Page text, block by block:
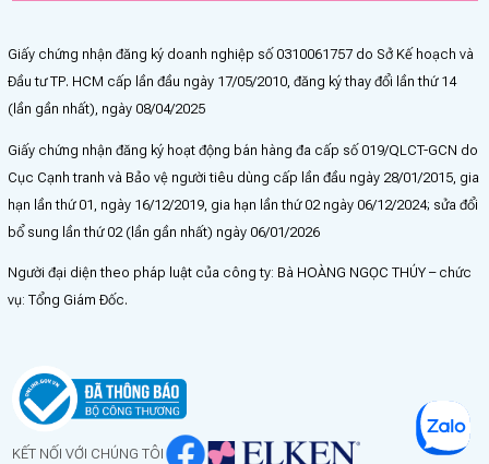
Giấy chứng nhận đăng ký doanh nghiệp số 0310061757 do Sở Kế hoạch và
Đầu tư TP. HCM cấp lần đầu ngày 17/05/2010, đăng ký thay đổi lần thứ 14
(lần gần nhất), ngày 08/04/2025
Giấy chứng nhận đăng ký hoạt động bán hàng đa cấp số 019/QLCT-GCN do
Cục Cạnh tranh và Bảo vệ người tiêu dùng cấp lần đầu ngày 28/01/2015, gia
hạn lần thứ 01, ngày 16/12/2019, gia hạn lần thứ 02 ngày 06/12/2024; sửa đổi
bổ sung lần thứ 02 (lần gần nhất) ngày 06/01/2026
Người đại diện theo pháp luật của công ty: Bà HOÀNG NGỌC THÚY – chức
vụ: Tổng Giám Đốc.
KẾT NỐI VỚI CHÚNG TÔI